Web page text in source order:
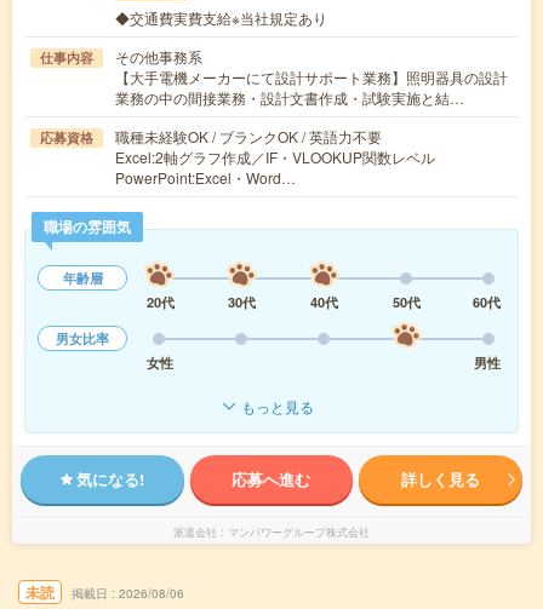
◆交通費実費支給※当社規定あり
仕事内容
その他事務系
【大手電機メーカーにて設計サポート業務】照明器具の設計
業務の中の間接業務・設計文書作成・試験実施と結…
応募資格
職種未経験OK / ブランクOK / 英語力不要
Excel:2軸グラフ作成／IF・VLOOKUP関数レベル
PowerPoint:Excel・Word…
職場の雰囲気
年齢層
20代
30代 40代 50代
60代
男女比率
女性
男性
もっと見る
気になる! 応募へ進む 詳しく見る
派遣会社 マンパワーグループ株式会社
未読 掲載日 2026/08/06